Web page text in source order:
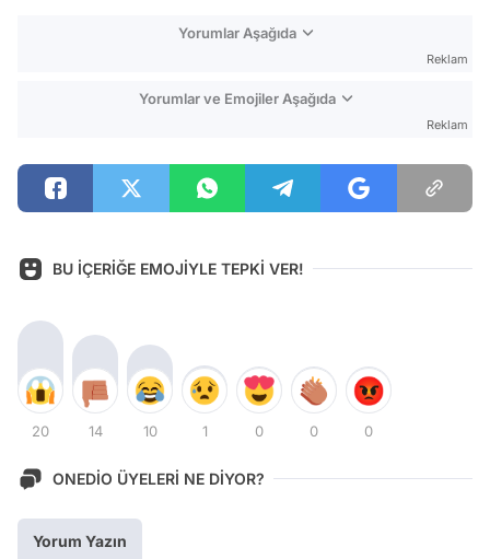
Yorumlar Aşağıda
Reklam
Yorumlar ve Emojiler Aşağıda
Reklam
BU İÇERİĞE EMOJİYLE TEPKİ VER!
20 14 10 1 0 0 0
ONEDİO ÜYELERİ NE DİYOR?
Yorum Yazın